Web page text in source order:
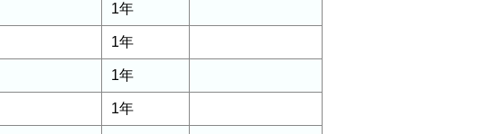
1年
1年
1年
1年